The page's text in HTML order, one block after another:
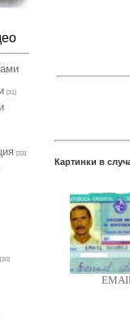
[31]
[23]
[20]
Картинки в